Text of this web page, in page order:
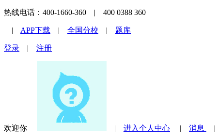
热线电话：400-1660-360 | 400 0388 360
| APP下载 | 全国分校 | 题库
登录 | 注册
欢迎你 | 进入个人中心 | 消息